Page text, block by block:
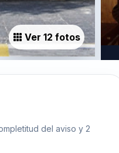
Ver 12 fotos
del aviso y 2